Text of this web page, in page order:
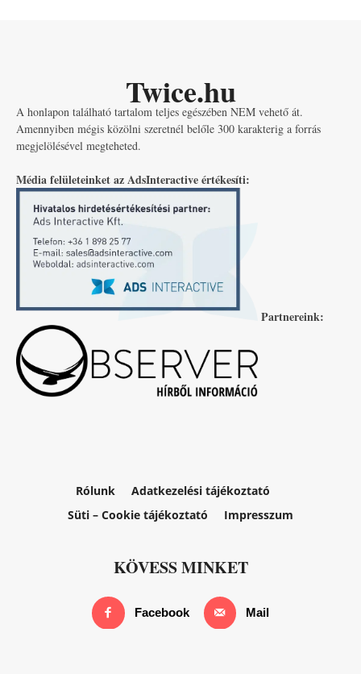
Twice.hu
A honlapon található tartalom teljes egészében NEM vehető át.
Amennyiben mégis közölni szeretnél belőle 300 karakterig a forrás
megjelölésével megteheted.
Média felületeinket az AdsInteractive értékesíti:
Partnereink:
Rólunk
Adatkezelési tájékoztató
Süti – Cookie tájékoztató
Impresszum
KÖVESS MINKET
Facebook Mail